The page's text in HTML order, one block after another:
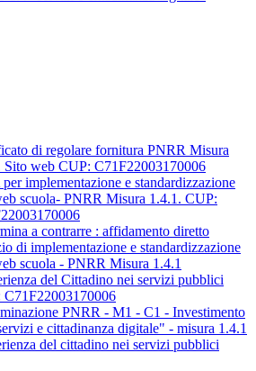
di regolare fornitura PNRR Misura
Sito web CUP: C71F22003170006
implementazione e standardizzazione
scuola- PNRR Misura 1.4.1. CUP:
a contrarre : affidamento diretto
di implementazione e standardizzazione
scuola - PNRR Misura 1.4.1
del Cittadino nei servizi pubblici
C71F22003170006
PNRR - M1 - C1 - Investimento
e cittadinanza digitale" - misura 1.4.1
del cittadino nei servizi pubblici